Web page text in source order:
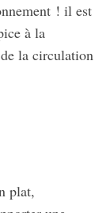
! il est
à la
la circulation
plat,